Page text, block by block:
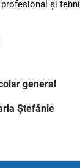
și
general
Ștefănie